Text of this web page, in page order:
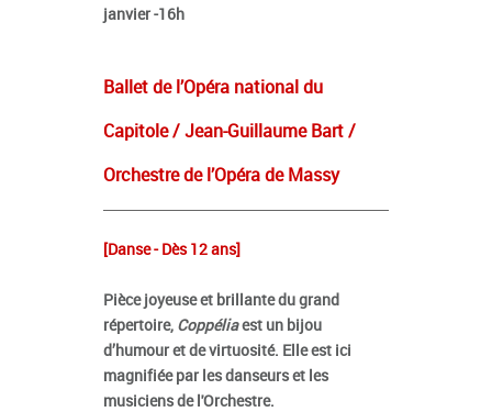
janvier -16h
Ballet de l’Opéra national du
Capitole / Jean-Guillaume Bart /
Orchestre de l’Opéra de Massy
[Danse - Dès 12 ans]
Pièce joyeuse et brillante du grand
répertoire, Coppéliaest un bijou
d’humour et de virtuosité. Elle est ici
magnifiée par les danseurs et les
musiciens de l'Orchestre.